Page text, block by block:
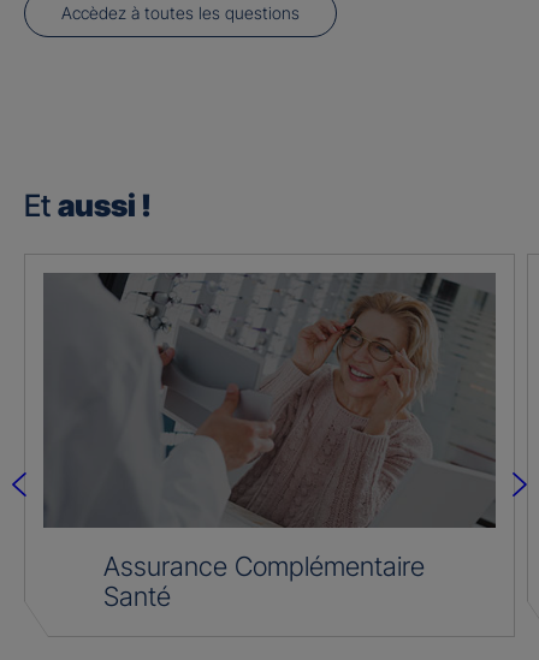
Accèdez à toutes les questions
Et aussi !
Assurance Complémentaire
Santé